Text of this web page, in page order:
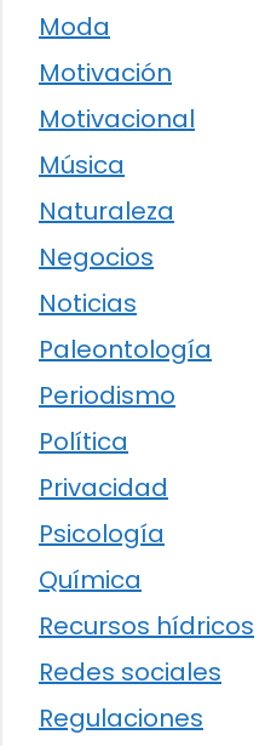
Moda
Motivación
Motivacional
Música
Naturaleza
Negocios
Noticias
Paleontología
Periodismo
Política
Privacidad
Psicología
Química
Recursos hídricos
Redes sociales
Regulaciones